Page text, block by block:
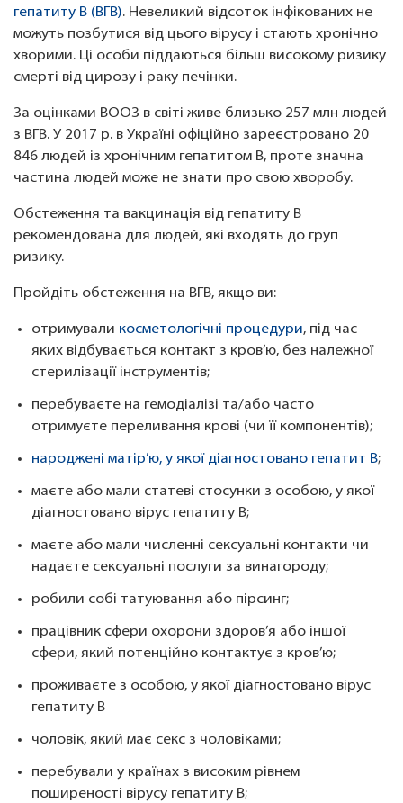
гепатиту В (ВГВ). Невеликий відсоток інфікованих не
можуть позбутися від цього вірусу і стають хронічно
хворими. Ці особи піддаються більш високому ризику
смерті від цирозу і раку печінки.
За оцінками ВООЗ в світі живе близько 257 млн людей
з ВГВ. У 2017 р. в Україні офіційно зареєстровано 20
846 людей із хронічним гепатитом В, проте значна
частина людей може не знати про свою хворобу.
Обстеження та вакцинація від гепатиту В
рекомендована для людей, які входять до груп
ризику.
Пройдіть обстеження на ВГB, якщо ви:
отримували косметологічні процедури, під час
яких відбувається контакт з кров’ю, без належної
стерилізації інструментів;
перебуваєте на гемодіалізі та/або часто
отримуєте переливання крові (чи її компонентів);
народжені матір’ю, у якої діагностовано гепатит В;
маєте або мали статеві стосунки з особою, у якої
діагностовано вірус гепатиту В;
маєте або мали численні сексуальні контакти чи
надаєте сексуальні послуги за винагороду;
робили собі татуювання або пірсинг;
працівник сфери охорони здоров’я або іншої
сфери, який потенційно контактує з кров’ю;
проживаєте з особою, у якої діагностовано вірус
гепатиту В
чоловік, який має секс з чоловіками;
перебували у країнах з високим рівнем
поширеності вірусу гепатиту В;